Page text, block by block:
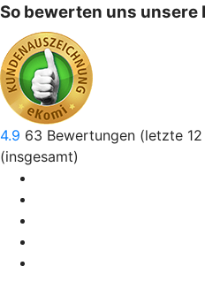
So bewerten uns unsere
4.9 63 Bewertungen (letzte
(insgesamt)